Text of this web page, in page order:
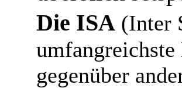
Die ISA (Inter
gegenüber